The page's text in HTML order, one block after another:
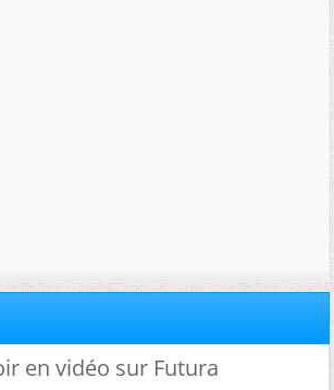
en vidéo sur Futura